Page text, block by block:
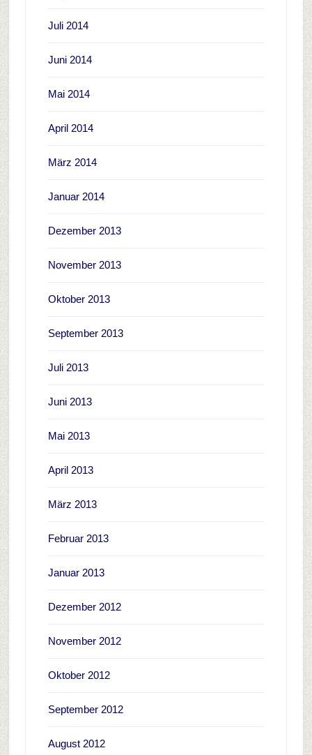
Juli 2014
Juni 2014
Mai 2014
April 2014
März 2014
Januar 2014
Dezember 2013
November 2013
Oktober 2013
September 2013
Juli 2013
Juni 2013
Mai 2013
April 2013
März 2013
Februar 2013
Januar 2013
Dezember 2012
November 2012
Oktober 2012
September 2012
August 2012